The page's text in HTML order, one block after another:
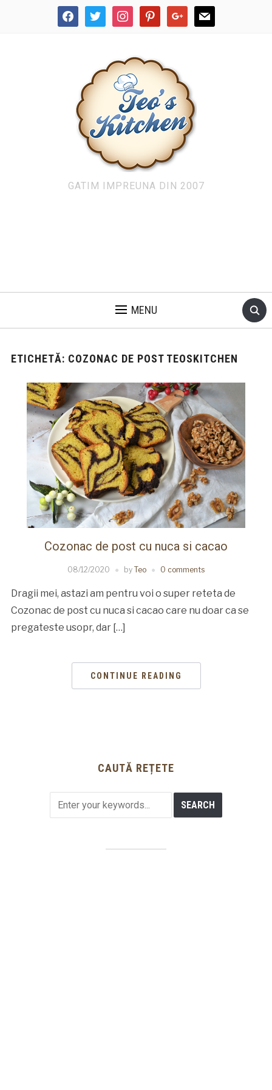
facebooktwitter instagrampinterestgoogle mail
GATIM IMPREUNA DIN 2007
MENU
ETICHETĂ: COZONAC DE POST TEOSKITCHEN
Cozonac de post cu nuca si cacao
08/12/2020 by Teo 0 comments
Dragii mei, astazi am pentru voi o super reteta de
Cozonac de post cu nuca si cacao care nu doar ca se
pregateste usopr, dar […]
CONTINUE READING
CAUTĂ REȚETE